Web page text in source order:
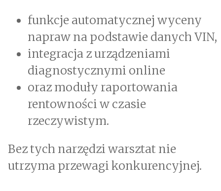
funkcje automatycznej wyceny
napraw na podstawie danych VIN,
integracja z urządzeniami
diagnostycznymi online
oraz moduły raportowania
rentowności w czasie
rzeczywistym.
Bez tych narzędzi warsztat nie
utrzyma przewagi konkurencyjnej.